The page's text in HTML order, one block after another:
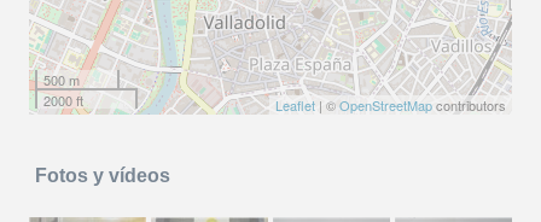
500 m
2000 ft
Leaflet | ©OpenStreetMapcontributors
Fotos y vídeos